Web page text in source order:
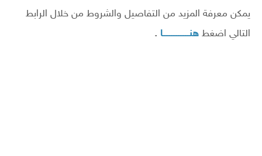
يمكن معرفة المزيد من التفاصيل والشروط من خلال الرابط
التالي اضغط هنـــــــــــــــا .